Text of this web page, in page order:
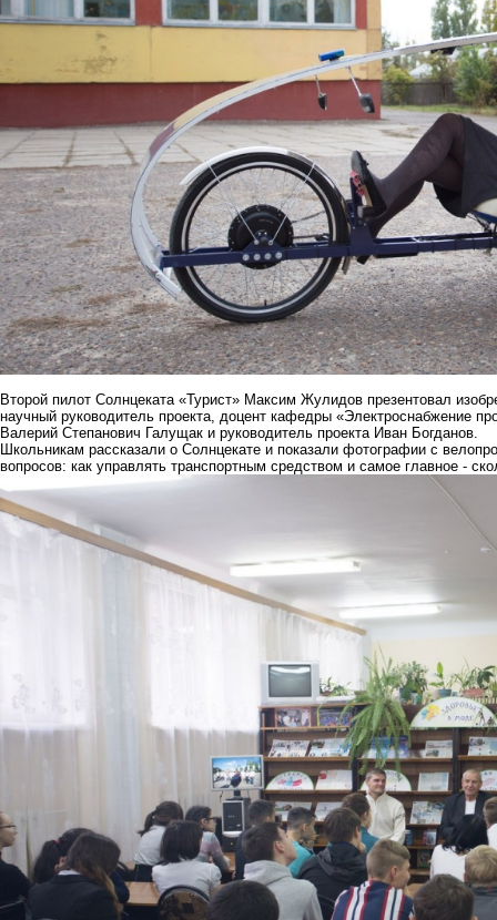
Второй пилот Солнцеката «Турист» Максим Жулидов презентовал
научный руководитель проекта, доцент кафедры «Электроснабжение
Валерий Степанович Галущак и руководитель проекта Иван Богданов.
Школьникам рассказали о Солнцекате и показали фотографии с
вопросов: как управлять транспортным средством и самое главное -